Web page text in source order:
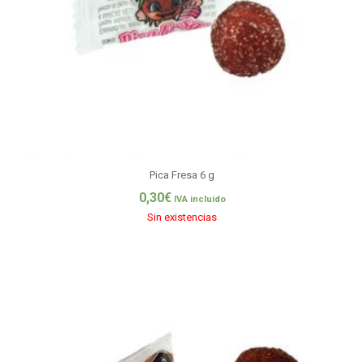
Pica Fresa 6 g
0,30€ IVA incluido
Sin existencias